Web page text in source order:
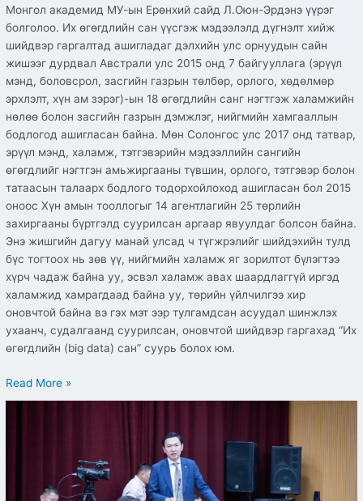
Монгол академид МУ-ын Ерөнхий сайд Л.Оюн-Эрдэнэ үүрэг
болголоо. Их өгөгдлийн сан үүсгэж мэдээлэлд дүгнэлт хийж
шийдвэр гаргалтад ашигладаг дэлхийн улс орнуудын сайн
жишээг дурдвал Австрали улс 2015 онд 7 байгууллага (эрүүл
мэнд, боловсрол, засгийн газрын төлбөр, орлого, хөдөлмөр
эрхлэлт, хүн ам зэрэг)-ын 18 өгөгдлийн санг нэгтгэж халамжийн
нөлөө болон засгийн газрын дэмжлэг, нийгмийн хамгааллын
бодлогод ашигласан байна. Мөн Солонгос улс 2017 онд татвар,
эрүүл мэнд, халамж, тэтгэвэрийн мэдээллийн сангийн
өгөгдлийг нэгтгэн амьжиргааны түвшин, орлого, тэтгэвэр болон
татаасын талаарх бодлого тодорхойлоход ашигласан бол 2015
оноос Хүн амын тооллогыг 14 агентлагийн 25 төрлийн
захиргааны бүртгэлд суурилсан аргаар явуулдаг болсон байна.
Энэ жишгийн дагуу манай улсад ч түгжрэлийг шийдэхийн тулд
бүс тогтоох нь зөв үү, нийгмийн халамж яг зорилтот бүлэгтээ
хүрч чадаж байна уу, эсвэл халамж авах шаардлаггүй иргэд
халамжид хамрагдаад байна уу, төрийн үйлчилгээ хир
оновчтой байна вэ гэх мэт ээр тулгамдсан асуудал шинжлэх
ухаанч, судалгаанд суурилсан, оновчтой шийдвэр гаргахад “Их
өгөгдлийн (big data) сан” суурь болох юм.
Read More »
өгөгдлийг
ашиглан